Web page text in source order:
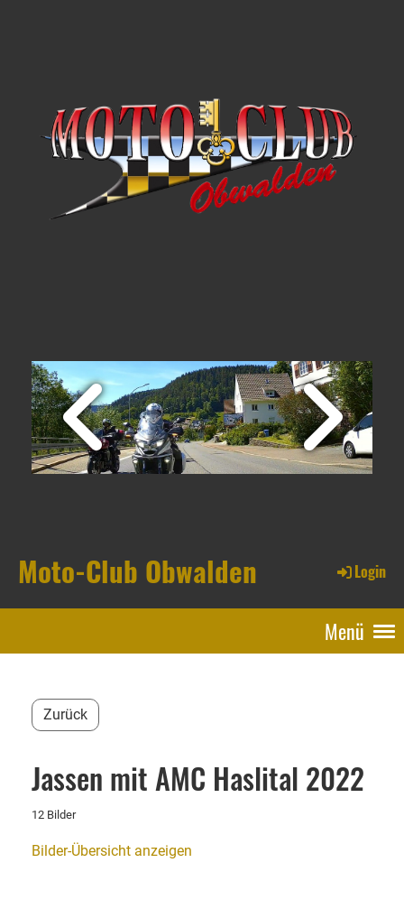
Moto-Club Obwalden Login
Menü
Zurück
Jassen mit AMC Haslital 2022
12 Bilder
Bilder-Übersicht anzeigen